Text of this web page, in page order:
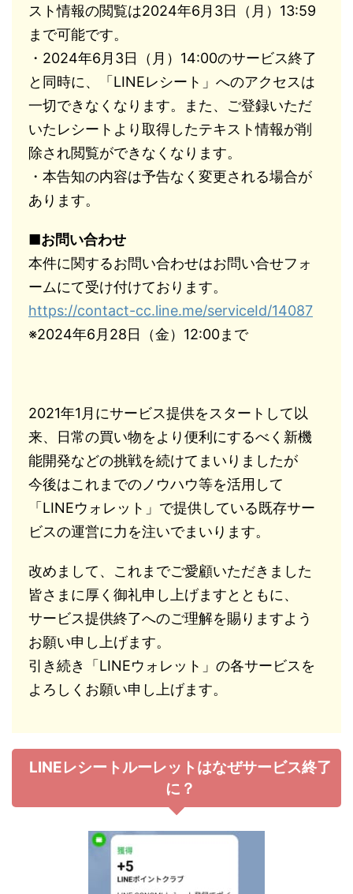
スト情報の閲覧は2024年6月3日（月）13:59
まで可能です。
・2024年6月3日（月）14:00のサービス終了
と同時に、「LINEレシート」へのアクセスは
一切できなくなります。また、ご登録いただ
いたレシートより取得したテキスト情報が削
除され閲覧ができなくなります。
・本告知の内容は予告なく変更される場合が
あります。
■お問い合わせ
本件に関するお問い合わせはお問い合せフォ
ームにて受け付けております。
https://contact-cc.line.me/serviceId/14087
※2024年6月28日（金）12:00まで
2021年1月にサービス提供をスタートして以
来、日常の買い物をより便利にするべく新機
能開発などの挑戦を続けてまいりましたが
今後はこれまでのノウハウ等を活用して
「LINEウォレット」で提供している既存サー
ビスの運営に力を注いでまいります。
改めまして、これまでご愛顧いただきました
皆さまに厚く御礼申し上げますとともに、
サービス提供終了へのご理解を賜りますよう
お願い申し上げます。
引き続き「LINEウォレット」の各サービスを
よろしくお願い申し上げます。
LINEレシートルーレットはなぜサービス終了
に？